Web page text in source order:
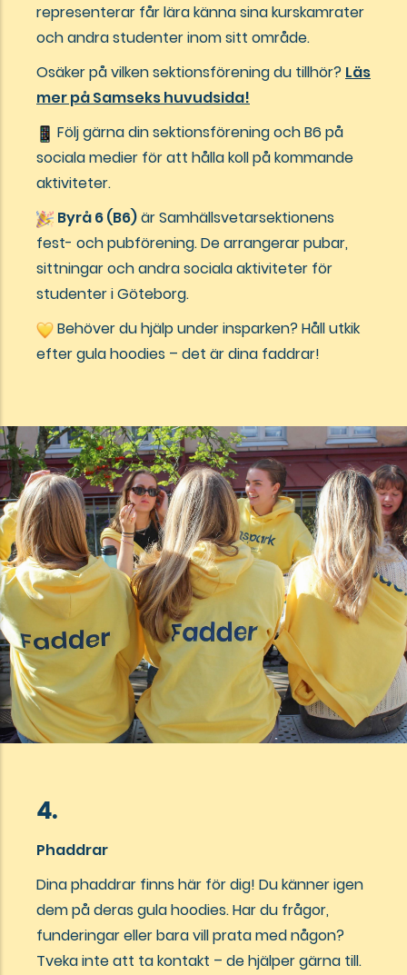
representerar får lära känna sina kurskamrater
och andra studenter inom sitt område.
Osäker på vilken sektionsförening du tillhör? Läs
mer på Samseks huvudsida!
Följ gärna din sektionsförening och B6 på
sociala medier för att hålla koll på kommande
aktiviteter.
Byrå 6 (B6)är Samhällsvetarsektionens
fest- och pubförening. De arrangerar pubar,
sittningar och andra sociala aktiviteter för
studenter i Göteborg.
Behöver du hjälp under insparken? Håll utkik
efter gula hoodies – det är dina faddrar!
4.
Phaddrar
Dina phaddrar finns här för dig! Du känner igen
dem på deras gula hoodies. Har du frågor,
funderingar eller bara vill prata med någon?
Tveka inte att ta kontakt – de hjälper gärna till.